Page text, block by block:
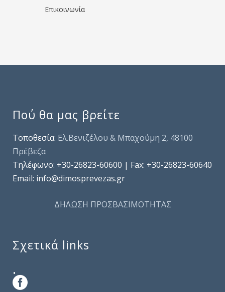
Επικοινωνία
Πού θα μας βρείτε
Τοποθεσία: Ελ.Βενιζέλου & Μπαχούμη 2, 48100
Πρέβεζα
Τηλέφωνo: +30-26823-60600 | Fax: +30-26823-60640
Email: info@dimosprevezas.gr
ΔΗΛΩΣΗ ΠΡΟΣΒΑΣΙΜΟΤΗΤΑΣ
Σχετικά links
.